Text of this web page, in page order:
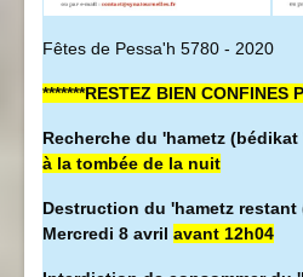
Fêtes de Pessa'h 5780 - 2020
*******RESTEZ BIEN CONFINES
Recherche du 'hametz
à la tombée de la nuit
Destruction du 'hametz restant
Mercredi 8 avril avant 12h04